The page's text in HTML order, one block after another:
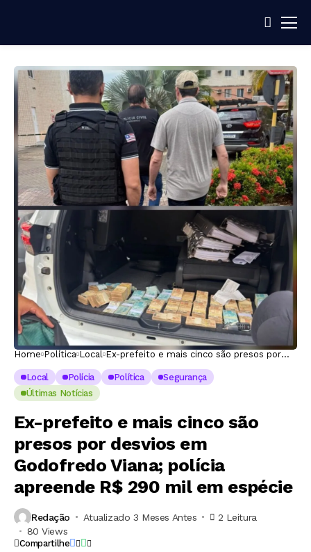
Home Política Local Ex-prefeito e mais cinco são presos por
apreende R$ 290 mil em espécie
Local Polícia Política
Segurança
Últimas Notícias
Ex-prefeito e mais cinco são
presos por desvios em
Godofredo Viana; polícia
apreende R$ 290 mil em espécie
Redação Atualizado 3 Meses Antes
2 Leitura
80 Views
Compartilhe